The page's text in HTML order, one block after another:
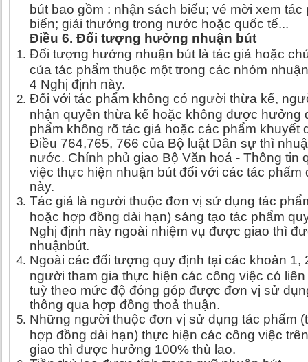
bút bao gồm : nhận sách biếu; vé mời xem tác
biến; giải thưởng trong nước hoặc quốc tế...
Điều 6. Đối tượng hưởng nhuận bút
Đối tượng hưởng nhuận bút là tác giả hoặc
của tác phẩm thuộc một trong các nhóm
4 Nghị định này.
Đối với tác phẩm không có người thừa kế,
nhận quyền thừa kế hoặc không được hưởng
phẩm không rõ tác giả hoặc các phẩm khuyết
Điều 764,765, 766 của Bộ luật Dân sự thì
nước. Chính phủ giao Bộ Văn hoá - Thông tin
việc thực hiện nhuận bút đối với các tác phẩm
này.
Tác giả là người thuộc đơn vị sử dụng tác
hoặc hợp đồng dài hạn) sáng tạo tác phẩm
Nghị định này ngoài nhiệm vụ được giao thì
nhuậnbút.
Ngoài các đối tượng quy định tại các khoản
người tham gia thực hiện các công việc có
tuỳ theo mức độ đóng góp được đơn vị sử
thông qua hợp đồng thoả thuận.
Những người thuộc đơn vị sử dụng tác phẩm
hợp đồng dài hạn) thực hiện các công việc
giao thì được hưởng 100% thù lao.